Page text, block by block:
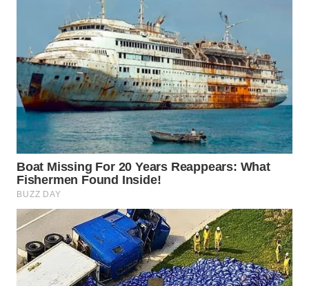
WAHANA
TANI
WAHANA
ADVOKAT
WAHANA
INFRASTRUKTUR
WAHANA
KONSUMEN
WAHANA
LISTRIK
WAHANA